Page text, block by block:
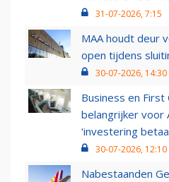
31-07-2026, 7:15
MAA houdt deur
open tijdens
30-07-2026, 14:30
Business en First
belangrijker voor
‘investering
30-07-2026, 12:10
Nabestaanden